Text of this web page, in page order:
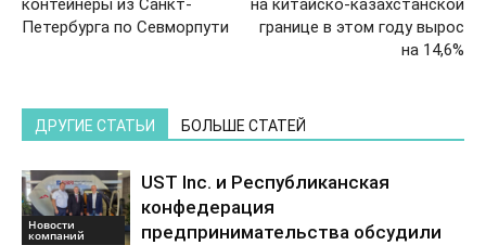
контейнеры из Санкт-
Петербурга по Севморпути
на китайско-казахстанской
границе в этом году вырос
на 14,6%
ДРУГИЕ СТАТЬИ БОЛЬШЕ СТАТЕЙ
Новости
компаний
UST Inc. и Республиканская
конфедерация
предпринимательства обсудили